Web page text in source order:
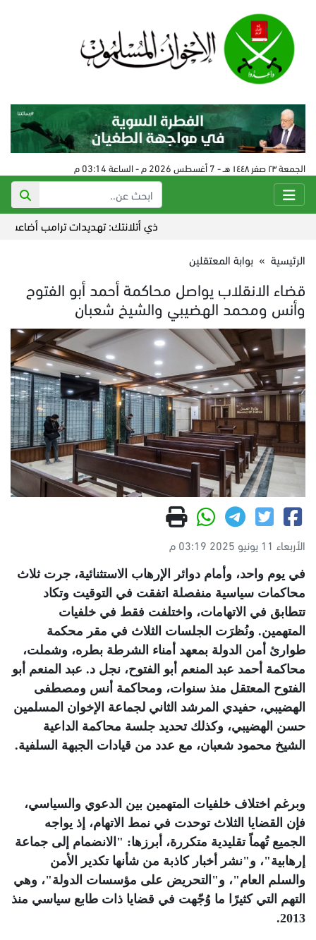
الجمعة ٢٣ صفر ١٤٤٨ هـ - 7 أغسطس 2026 م - الساعة 03:14 م
ذي أتلانتك: تهديدات ترامب أضاعت التفوق
الرئيسية » بوابة المعتقلين
قضاء الانقلاب يواصل محاكمة أحمد أبو الفتوح
وأنس ومحمد الهضيبي والشيخ شعبان
الأربعاء 11 يونيو 2025 03:19 م
في يوم واحد، وأمام دوائر الإرهاب الاستثنائية، جرت ثلاث
محاكمات سياسية منفصلة اتفقت في التوقيت وتكاد
تتطابق في الاتهامات، واختلفت فقط في خلفيات
المتهمين. ونُظرَت الجلسات الثلاث في مقر محكمة
طوارئ أمن الدولة بمعهد أمناء الشرطة بطره، وشملت،
محاكمة أحمد عبد المنعم أبو الفتوح، نجل د. عبد المنعم أبو
الفتوح المعتقل منذ سنوات، ومحاكمة أنس ومصطفى
الهضيبي، حفيدي المرشد الثاني لجماعة الإخوان المسلمين
حسن الهضيبي، وكذلك تحديد جلسة محاكمة الداعية
الشيخ محمود شعبان، مع عدد من قيادات الجبهة السلفية.
وبرغم اختلاف خلفيات المتهمين بين الدعوي والسياسي،
فإن القضايا الثلاث توحدت في نمط الاتهام، إذ يواجه
الجميع تُهماً تقليدية متكررة، أبرزها: "الانضمام إلى جماعة
إرهابية"، و"نشر أخبار كاذبة من شأنها تكدير الأمن
والسلم العام"، و"التحريض على مؤسسات الدولة"، وهي
التهم التي كثيرًا ما وُجّهت في قضايا ذات طابع سياسي منذ
2013
.